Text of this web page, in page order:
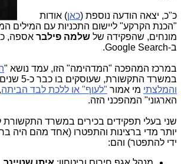
כ"כ, יצאה הודעה נוספת (כאן) אודות
"הכנת הקרקע" ליישום התכניות עם המילים
מונחים, שהפקידה של שלמה פילבר אספה,
ב-Google Search.
במרכז המהפכה "המדהימה" הזו, עמד נושא "
במשרד התקשורת, שעוסקים בו כבר כ-5 שנים. אני אפילו
והמלצתי מי אמור "לעוף" או ללכת לבד הביתה
הארגוני" המהפכני הזה.
שני בעלי תפקידים בכירים במשרד התקשורת
יותר מדי ברצינות והתפטרו (אחד מהם היה
ידי להתפטר) והם: